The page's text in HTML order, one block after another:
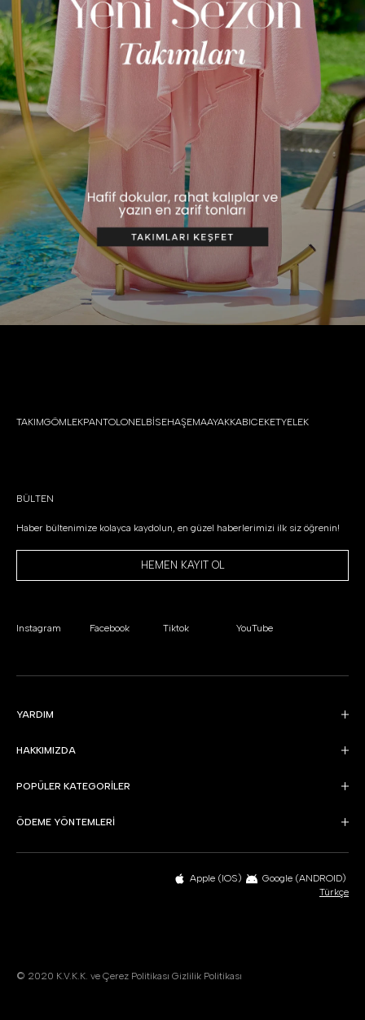
TAKIMGÖMLEKPANTOLONELBİSEHAŞEMAAYAKKABICEKETYELEK
BÜLTEN
Haber bültenimize kolayca kaydolun, en güzel haberlerimizi ilk siz öğrenin!
HEMEN KAYIT OL
Instagram Facebook Tiktok YouTube
YARDIM
HAKKIMIZDA
POPÜLER KATEGORİLER
ÖDEME YÖNTEMLERİ
Apple (IOS)
Google (ANDROID)
Türkçe
© 2020 K.V.K.K. ve Çerez Politikası Gizlilik Politikası